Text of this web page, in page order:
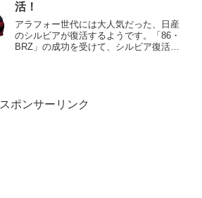
活！
アラフォー世代には大人気だった、日産
のシルビアが復活するようです。「86・
BRZ」の成功を受けて、シルビア復活を
スポンサーリンク